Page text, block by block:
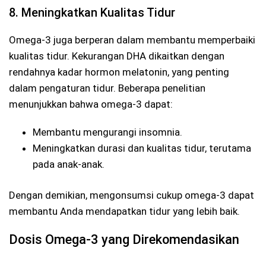
8. Meningkatkan Kualitas Tidur
Omega-3 juga berperan dalam membantu memperbaiki
kualitas tidur. Kekurangan DHA dikaitkan dengan
rendahnya kadar hormon melatonin, yang penting
dalam pengaturan tidur. Beberapa penelitian
menunjukkan bahwa omega-3 dapat:
Membantu mengurangi insomnia.
Meningkatkan durasi dan kualitas tidur, terutama
pada anak-anak.
Dengan demikian, mengonsumsi cukup omega-3 dapat
membantu Anda mendapatkan tidur yang lebih baik.
Dosis Omega-3 yang Direkomendasikan